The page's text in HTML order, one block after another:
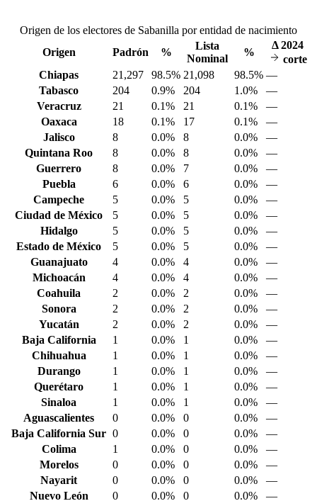
Origen de los electores de Sabanilla por entidad de nacimiento
Origen
Padrón %
Lista
Nominal
%
Δ2024
corte
Chiapas
21,297 98.5% 21,098 98.5% —
Tabasco
204 0.9% 204 1.0%
—
Veracruz
21 0.1% 21 0.1%
—
Oaxaca
18 0.1% 17 0.1%
—
Jalisco
8 0.0% 8 0.0%
—
Quintana Roo
8 0.0% 8 0.0%
—
Guerrero
8 0.0% 7 0.0%
—
Puebla
6 0.0% 6 0.0%
—
Campeche
5 0.0% 5 0.0%
—
Ciudad de México
5 0.0% 5 0.0%
—
Hidalgo
5 0.0% 5 0.0%
—
Estado de México
5 0.0% 5 0.0%
—
Guanajuato
4 0.0% 4 0.0%
—
Michoacán
4 0.0% 4 0.0%
—
Coahuila
2 0.0% 2 0.0%
—
Sonora
2 0.0% 2 0.0%
—
Yucatán
2 0.0% 2 0.0%
—
Baja California
1 0.0% 1 0.0%
—
Chihuahua
1 0.0% 1 0.0%
—
Durango
1 0.0% 1 0.0%
—
Querétaro
1 0.0% 1 0.0%
—
Sinaloa
1 0.0% 1 0.0%
—
Aguascalientes
0 0.0% 0 0.0%
—
Baja California Sur 0 0.0% 0 0.0%
—
Colima
1 0.0% 0 0.0%
—
Morelos
0 0.0% 0 0.0%
—
Nayarit
0 0.0% 0 0.0%
—
Nuevo León
0 0.0% 0 0.0% —